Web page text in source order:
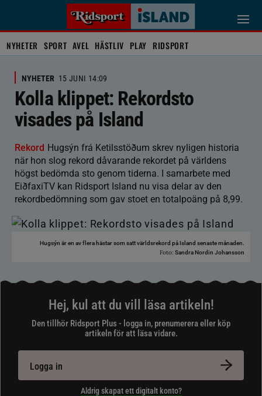
NYHETER SPORT AVEL HÄSTLIV PLAY RIDSPORT
NYHETER 15 JUNI 14:09
Kolla klippet: Rekordsto
visades på Island
Rekord Hugsýn frá Ketilsstöðum skrev nyligen historia
när hon slog rekord dåvarande rekordet på världens
högst bedömda sto genom tiderna. I samarbete med
EiðfaxiTV kan Ridsport Island nu visa delar av den
rekordbedömning som gav stoet en totalpoäng på 8,99.
Hugsýn är en av flera hästar som satt världsrekord på Island senaste månaden.
Foto: Sandra Nordin Johansson
Hej, kul att du vill läsa artikeln!
Den tillhör Ridsport Plus - logga in, prenumerera eller köp
artikeln för att läsa vidare.
Logga in
Aldrig skapat ett digitalt konto?